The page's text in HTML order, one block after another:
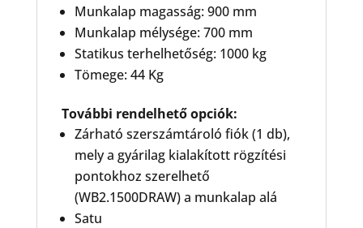
Munkalap magasság: 900 mm
Munkalap mélysége: 700 mm
Statikus terhelhetőség: 1000 kg
Tömege: 44 Kg
További rendelhető opciók:
Zárható szerszámtároló fiók (1 db),
mely a gyárilag kialakított rögzítési
pontokhoz szerelhető
(WB2.1500DRAW) a munkalap alá
Satu